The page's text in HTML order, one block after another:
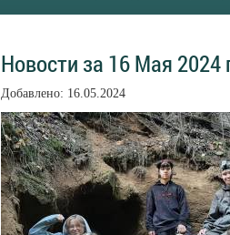
Новости за 16 Мая 2024
Добавлено: 16.05.2024